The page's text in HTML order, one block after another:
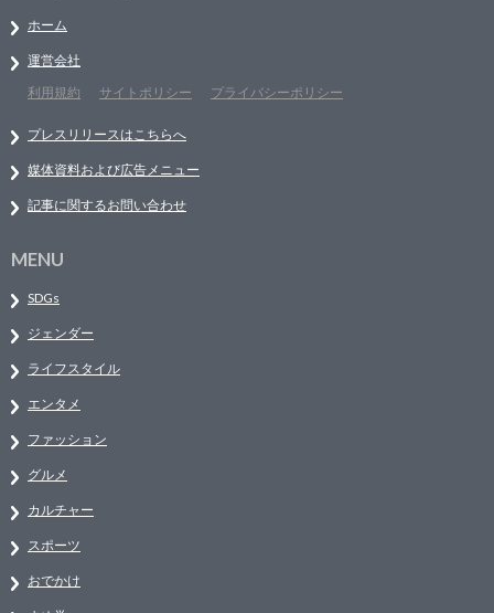
ホーム
運営会社
利用規約
サイトポリシー プライバシーポリシー
プレスリリースはこちらへ
媒体資料および広告メニュー
記事に関するお問い合わせ
MENU
SDGs
ジェンダー
ライフスタイル
エンタメ
ファッション
グルメ
カルチャー
スポーツ
おでかけ